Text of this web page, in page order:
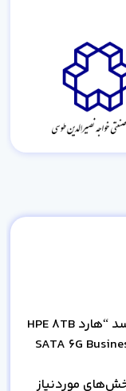
اولین کسی باشید که دیدگاهی می نویسد “هارد HPE 8TB
SATA 6G
موردنیاز